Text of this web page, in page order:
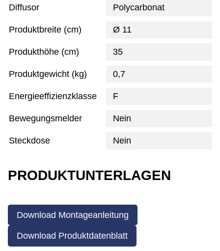
Diffusor Polycarbonat
Produktbreite (cm) Ø 11
Produkthöhe (cm) 35
Produktgewicht (kg) 0,7
Energieeffizienzklasse F
Bewegungsmelder Nein
Steckdose Nein
PRODUKTUNTERLAGEN
Download Montageanleitung
Download Produktdatenblatt